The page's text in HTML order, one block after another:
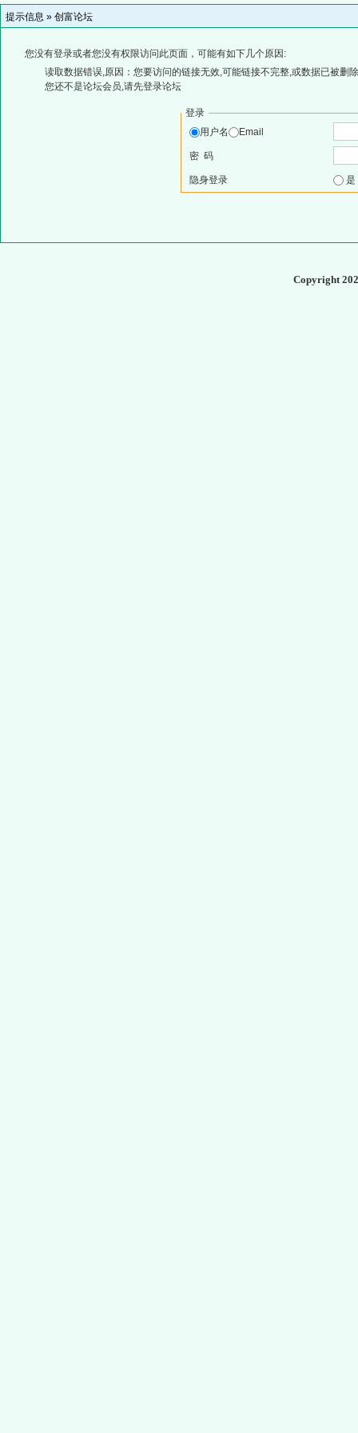
提示信息 » 创富论坛
您没有登录或者您没有权限访问此页面，可能有如下几个原因:
读取数据错误,原因：您要访问的链接无效,可能链接不完整,或数据已被删
您还不是论坛会员,请先登录论坛
登录
用户名
Email
密 码
隐身登录
Copyright